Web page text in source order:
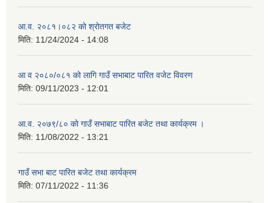
आ.व. २०८१।०८२ को श्रोतगत बजेट
मिति: 11/24/2024 - 14:08
आ व २०८०/०८१ को लागि गाउँ सभाबाट पारित वजेट विवरण
मिति: 09/11/2023 - 12:01
आ.व. २०७९/८० को गाउँ सभाबाट पारित बजेट तथा कार्यक्रम ।
मिति: 11/08/2022 - 13:21
गाउँ सभा बाट पारित बजेट तथा कार्यक्रम
मिति: 07/11/2022 - 11:36